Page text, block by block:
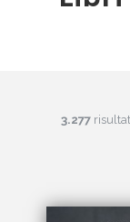
3.277